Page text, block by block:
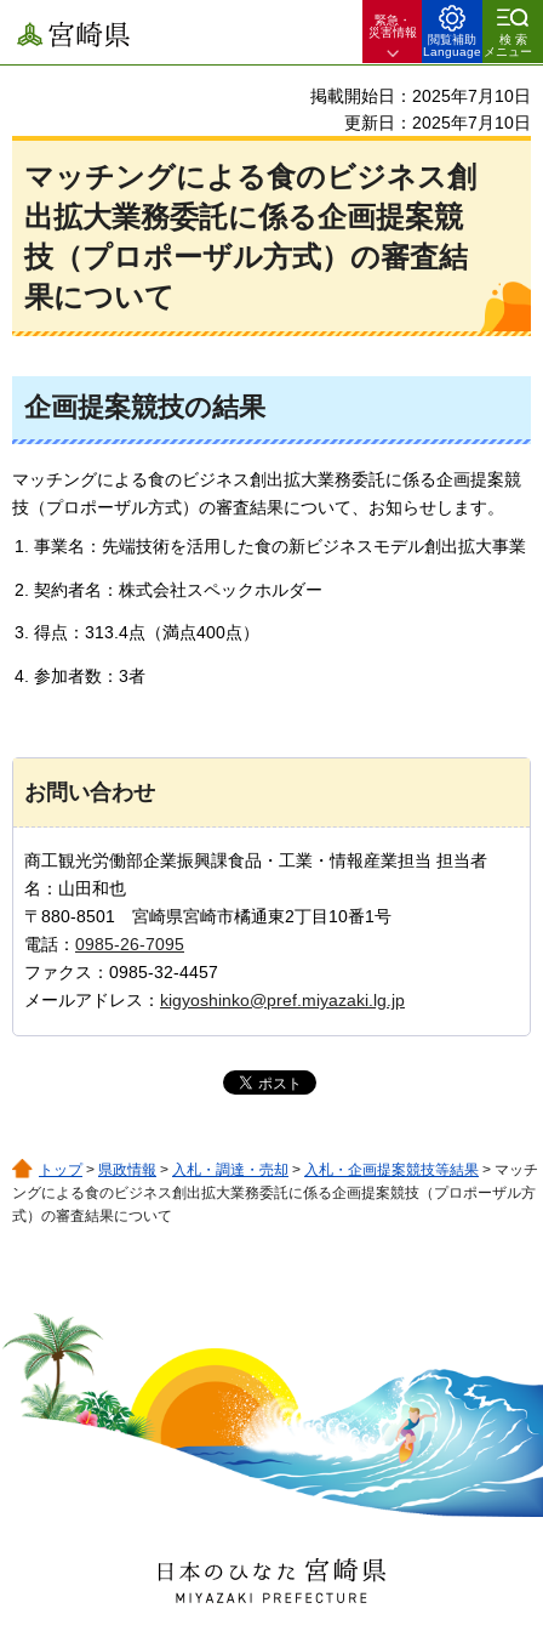
宮崎県
緊急・
災害情報
閲覧補助
Language
検索
メニュー
掲載開始日：2025年7月10日
更新日：2025年7月10日
マッチングによる食のビジネス創
出拡大業務委託に係る企画提案競
技（プロポーザル方式）の審査結
果について
企画提案競技の結果
マッチングによる食のビジネス創出拡大業務委託に係る企画提案競
技（プロポーザル方式）の審査結果について、お知らせします。
事業名：先端技術を活用した食の新ビジネスモデル創出拡大事業
契約者名：株式会社スペックホルダー
得点：313.4点（満点400点）
参加者数：3者
お問い合わせ
商工観光労働部企業振興課食品・工業・情報産業担当 担当者
名：山田和也
〒880-8501 宮崎県宮崎市橘通東2丁目10番1号
電話： 0985-26-7095
ファクス：0985-32-4457
メールアドレス： kigyoshinko@pref.miyazaki.lg.jp
トップ> 県政情報 > 入札・調達・売却 > 入札・企画提案競技等結果 > マッチ
ングによる食のビジネス創出拡大業務委託に係る企画提案競技（プロポーザル方
式）の審査結果について
日本のひなた 宮崎県
MIYAZAKI PREFECTURE